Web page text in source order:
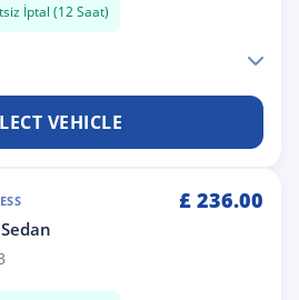
İptal (12 Saat)
VEHICLE
£ 236.00